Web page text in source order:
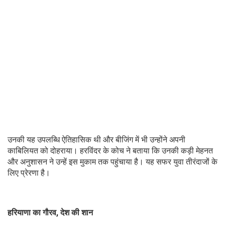
उनकी यह उपलब्धि ऐतिहासिक थी और बीजिंग में भी उन्होंने अपनी
काबिलियत को दोहराया। हरविंदर के कोच ने बताया कि उनकी कड़ी मेहनत
और अनुशासन ने उन्हें इस मुकाम तक पहुंचाया है। यह सफर युवा तीरंदाजों के
लिए प्रेरणा है।
हरियाणा का गौरव, देश की शान